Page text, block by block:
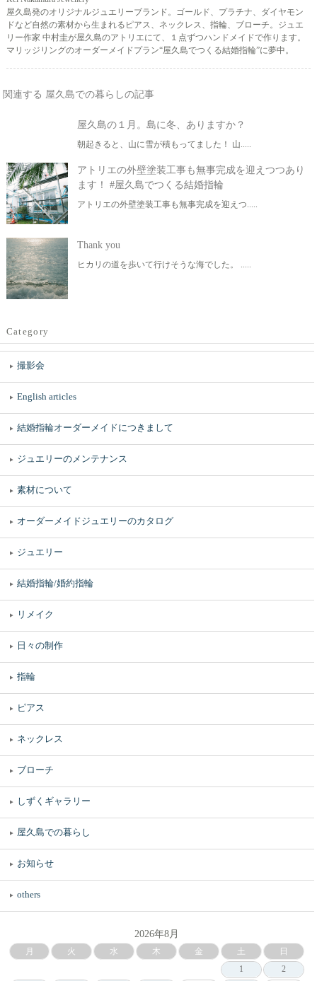
屋久島発のオリジナルジュエリーブランド。ゴールド、プラチナ、ダイヤモン
ドなど自然の素材から生まれるピアス、ネックレス、指輪、ブローチ。ジュエ
リー作家 中村圭が屋久島のアトリエにて、１点ずつハンドメイドで作ります。
マリッジリングのオーダーメイドプラン“屋久島でつくる結婚指輪”に夢中。
関連する 屋久島での暮らしの記事
屋久島の１月。島に冬、ありますか？
朝起きると、山に雪が積もってました！ 山.....
アトリエの外壁塗装工事も無事完成を迎えつつあり
ます！ #屋久島でつくる結婚指輪
アトリエの外壁塗装工事も無事完成を迎えつ.....
Thank you
ヒカリの道を歩いて行けそうな海でした。 .....
Category
撮影会
English articles
結婚指輪オーダーメイドにつきまして
ジュエリーのメンテナンス
素材について
オーダーメイドジュエリーのカタログ
ジュエリー
結婚指輪/婚約指輪
リメイク
日々の制作
指輪
ピアス
ネックレス
ブローチ
しずくギャラリー
屋久島での暮らし
お知らせ
others
2026年8月
月 火 水 木 金 土
日
1
2